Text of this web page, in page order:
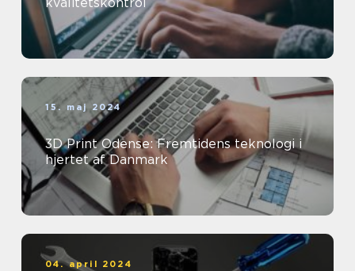
15. maj 2024
3D Print Odense: Fremtidens teknologi i
hjertet af Danmark
04. april 2024